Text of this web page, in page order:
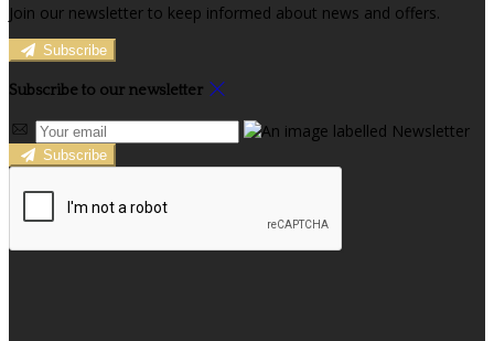
Join our newsletter to keep informed about news and offers.
Subscribe
Subscribe to our newsletter
Subscribe